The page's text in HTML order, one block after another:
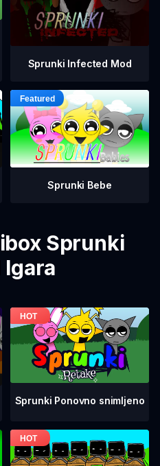
Sprunki Infected Mod
Sprunki Bebe
Sprunki
Igara
Sprunki Ponovno snimljeno